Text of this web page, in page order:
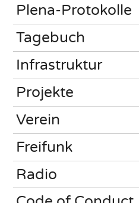
Plena-Protokolle
Tagebuch
Infrastruktur
Projekte
Verein
Freifunk
Radio